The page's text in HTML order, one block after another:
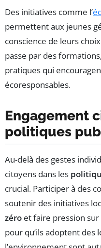
Des initiatives comme l’
permettent aux jeunes
conscience de leurs
passe par des
pratiques qui
écoresponsables.
Engagement
politiques
Au-delà des gestes
citoyens dans les
crucial. Participer à des
soutenir des initiatives
zéro et faire pression
pour qu’ils adoptent des